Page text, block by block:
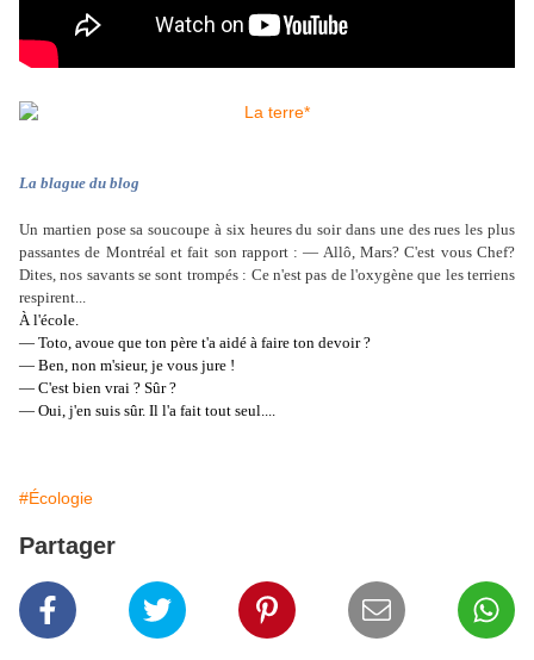
La blague du blog
Un martien pose sa soucoupe à six heures du soir dans une des rues les plus
passantes de Montréal et fait son rapport : — Allô, Mars? C'est vous Chef?
Dites, nos savants se sont trompés : Ce n'est pas de l'oxygène que les terriens
respirent...
À l'école.
— Toto, avoue que ton père t'a aidé à faire ton devoir ?
— Ben, non m'sieur, je vous jure !
— C'est bien vrai ? Sûr ?
— Oui, j'en suis sûr. Il l'a fait tout seul....
#Écologie
Partager